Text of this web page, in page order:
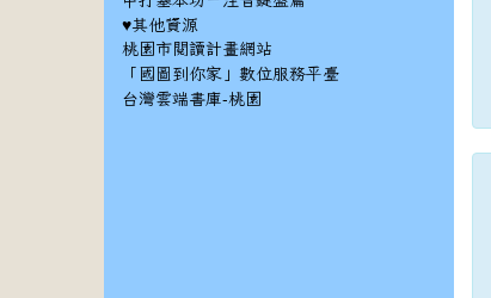
♥其他資源
桃園市閱讀計畫網站
「國圖到你家」數位服務平臺
台灣雲端書庫-桃園